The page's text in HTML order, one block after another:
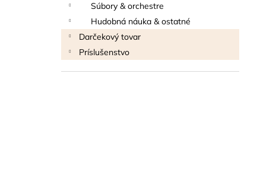
Súbory & orchestre
Hudobná náuka & ostatné
Darčekový tovar
Príslušenstvo